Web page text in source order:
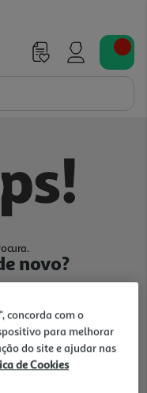
novo?
concorda com o
para melhorar
do site e ajudar nas
de Cookies